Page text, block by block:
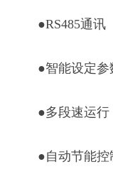
●RS485通讯
●智能设定参
●多段速运行
●自动节能控